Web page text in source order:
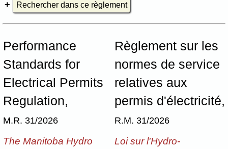
Rechercher dans ce règlement
Performance
Standards for
Electrical Permits
Regulation,
M.R. 31/2026
Règlement sur les
normes de service
relatives aux
permis d'électricité,
R.M. 31/2026
The Manitoba Hydro
Loi sur l'Hydro-